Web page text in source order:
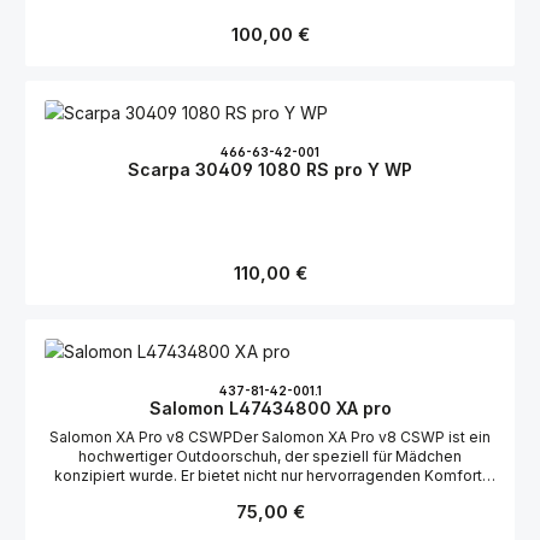
Regulärer Preis:
100,00 €
466-63-42-001
Scarpa 30409 1080 RS pro Y WP
Regulärer Preis:
110,00 €
437-81-42-001.1
Salomon L47434800 XA pro
Salomon XA Pro v8 CSWPDer Salomon XA Pro v8 CSWP ist ein
hochwertiger Outdoorschuh, der speziell für Mädchen
konzipiert wurde. Er bietet nicht nur hervorragenden Komfort,
von aktiven jungen Entdeckerinnen gerecht wird.Praktischer
Regulärer Preis:
75,00 €